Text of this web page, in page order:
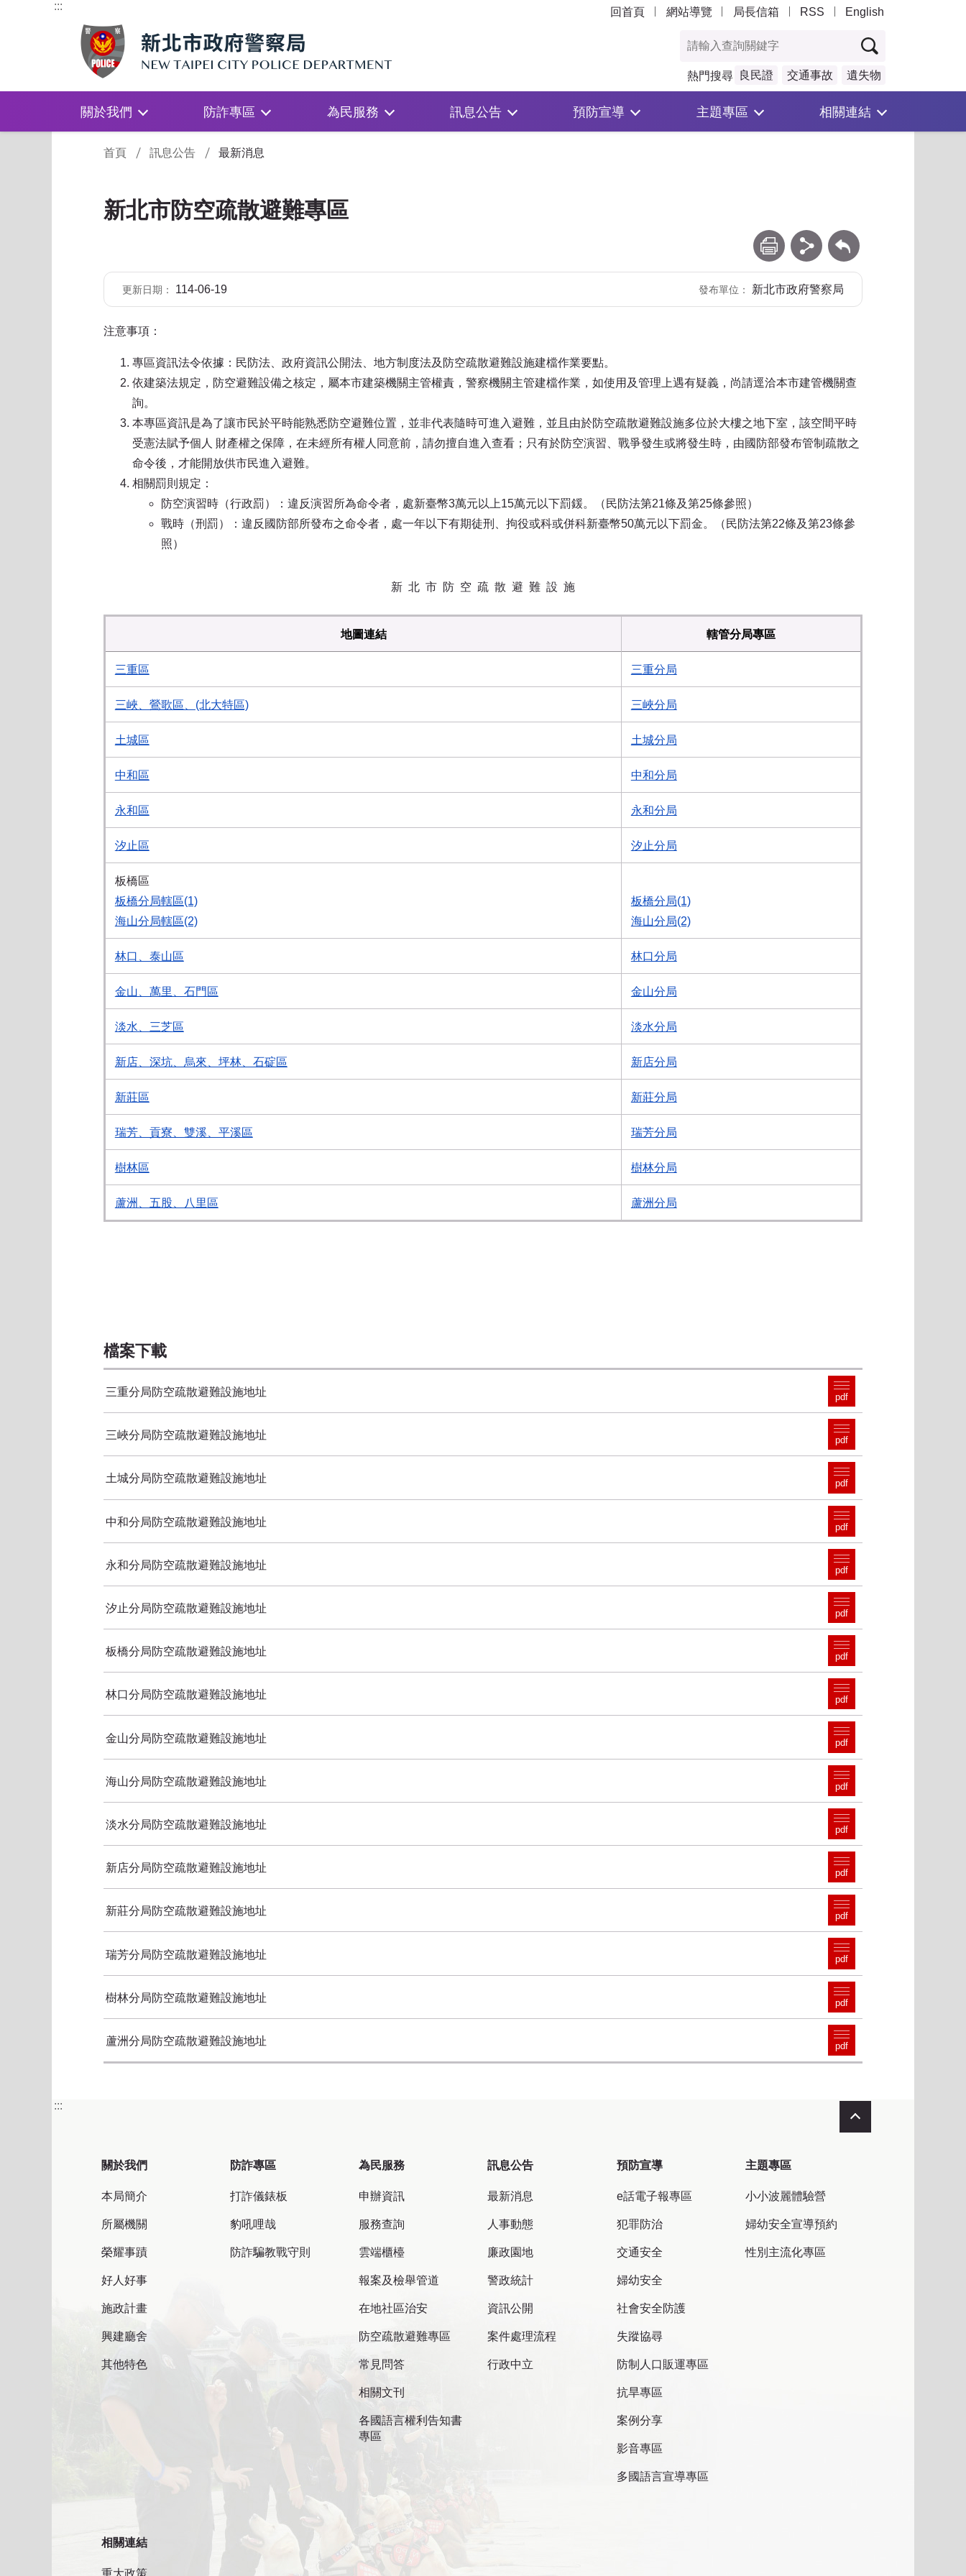
::: 回首頁 網站導覽 局長信箱 RSS English
熱門搜尋 良民證 交通事故 遺失物
關於我們 防詐專區 為民服務 訊息公告 預防宣導 主題專區 相關連結
首頁
訊息公告 最新消息
新北市防空疏散避難專區
列印 分享 回上一頁
更新日期 114-06-19 發布單位 新北市政府警察局
注意事項：
專區資訊法令依據：民防法、政府資訊公開法、地方制度法及防空疏散避難設施建檔作業要點。
依建築法規定，防空避難設備之核定，屬本市建築機關主管權責，警察機關主管建檔作業，如使用及管理上遇有疑義，尚請逕洽本市建管機關查
詢。
本專區資訊是為了讓市民於平時能熟悉防空避難位置，並非代表隨時可進入避難，並且由於防空疏散避難設施多位於大樓之地下室，該空間平時
受憲法賦予個人 財產權之保障，在未經所有權人同意前，請勿擅自進入查看；只有於防空演習、戰爭發生或將發生時，由國防部發布管制疏散之
命令後，才能開放供市民進入避難。
相關罰則規定：
防空演習時（行政罰）：違反演習所為命令者，處新臺幣3萬元以上15萬元以下罰鍰。（民防法第21條及第25條參照）
戰時（刑罰）：違反國防部所發布之命令者，處一年以下有期徒刑、拘役或科或併科新臺幣50萬元以下罰金。（民防法第22條及第23條參
照）
新 北 市 防 空 疏 散 避 難 設 施
地圖連結 轄管分局專區
三重區 三重分局
三峽、鶯歌區、(北大特區) 三峽分局
土城區 土城分局
中和區 中和分局
永和區 永和分局
汐止區 汐止分局
板橋區
板橋分局轄區(1)
海山分局轄區(2)
板橋分局(1)
海山分局(2)
林口、泰山區 林口分局
金山、萬里、石門區 金山分局
淡水、三芝區 淡水分局
新店、深坑、烏來、坪林、石碇區 新店分局
新莊區 新莊分局
瑞芳、貢寮、雙溪、平溪區 瑞芳分局
樹林區 樹林分局
蘆洲、五股、八里區 蘆洲分局
檔案下載
三重分局防空疏散避難設施地址 pdf
三峽分局防空疏散避難設施地址 pdf
土城分局防空疏散避難設施地址 pdf
中和分局防空疏散避難設施地址 pdf
永和分局防空疏散避難設施地址 pdf
汐止分局防空疏散避難設施地址 pdf
板橋分局防空疏散避難設施地址 pdf
林口分局防空疏散避難設施地址 pdf
金山分局防空疏散避難設施地址 pdf
海山分局防空疏散避難設施地址 pdf
淡水分局防空疏散避難設施地址 pdf
新店分局防空疏散避難設施地址 pdf
新莊分局防空疏散避難設施地址 pdf
瑞芳分局防空疏散避難設施地址 pdf
樹林分局防空疏散避難設施地址 pdf
蘆洲分局防空疏散避難設施地址 pdf
:::
關於我們
本局簡介
所屬機關
榮耀事蹟
好人好事
施政計畫
興建廳舍
其他特色
防詐專區
打詐儀錶板
豹吼哩哉
防詐騙教戰守則
為民服務
申辦資訊
服務查詢
雲端櫃檯
報案及檢舉管道
在地社區治安
防空疏散避難專區
常見問答
相關文刊
各國語言權利告知書
專區
訊息公告
最新消息
人事動態
廉政園地
警政統計
資訊公開
案件處理流程
行政中立
預防宣導
e話電子報專區
犯罪防治
交通安全
婦幼安全
社會安全防護
失蹤協尋
防制人口販運專區
抗旱專區
案例分享
影音專區
多國語言宣導專區
主題專區
小小波麗體驗營
婦幼安全宣導預約
性別主流化專區
相關連結